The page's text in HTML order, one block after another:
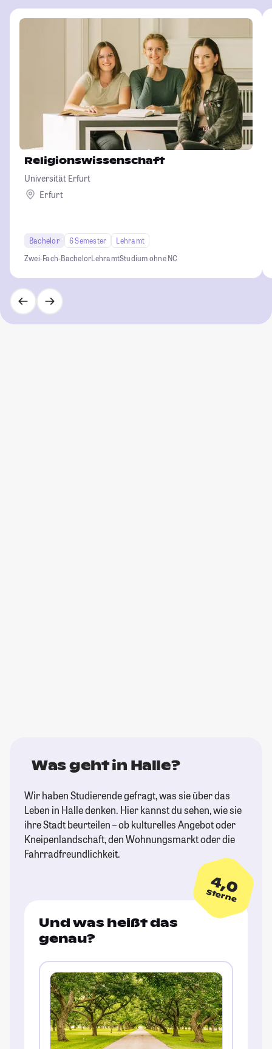
Religionswissenschaft
Universität Erfurt
Erfurt
Bachelor 6 Semester
Lehramt
Zwei-Fach-BachelorLehramtStudium ohne NC
Was geht in Halle?
Wir haben Studierende gefragt, was sie über das
Leben in Halle denken. Hier kannst du sehen, wie sie
ihre Stadt beurteilen – ob kulturelles Angebot oder
Kneipenlandschaft, den Wohnungsmarkt oder die
Fahrradfreundlichkeit.
4,0
Sterne
Und was heißt das
genau?